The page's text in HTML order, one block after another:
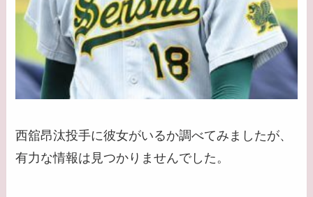
西舘昂汰投手に彼女がいるか調べてみましたが、
有力な情報は見つかりませんでした。